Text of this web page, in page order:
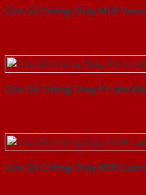
Cửa Gỗ Chống Cháy MDF
Cửa Gỗ Chống Cháy P1 cho
Cửa Gỗ Chống Cháy MDF